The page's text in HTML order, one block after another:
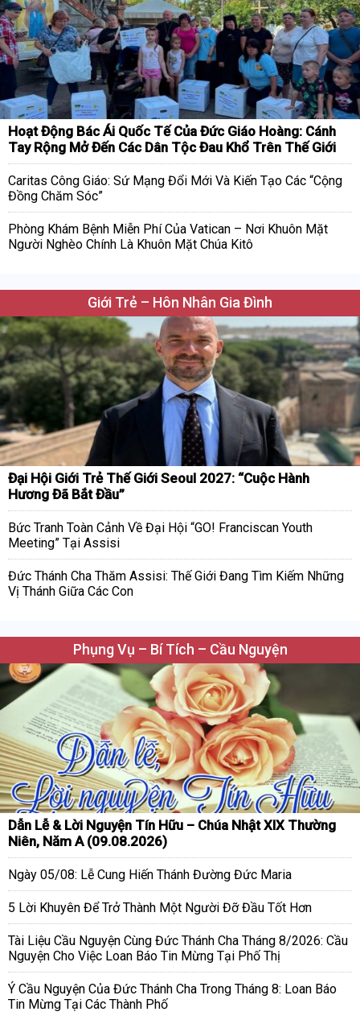
Hoạt Động Bác Ái Quốc Tế Của Đức Giáo Hoàng: Cánh
Tay Rộng Mở Đến Các Dân Tộc Đau Khổ Trên Thế Giới
Caritas Công Giáo: Sứ Mạng Đổi Mới Và Kiến Tạo Các “Cộng
Đồng Chăm Sóc”
Phòng Khám Bệnh Miễn Phí Của Vatican – Nơi Khuôn Mặt
Người Nghèo Chính Là Khuôn Mặt Chúa Kitô
Giới Trẻ – Hôn Nhân Gia Đình
Đại Hội Giới Trẻ Thế Giới Seoul 2027: “Cuộc Hành
Hương Đã Bắt Đầu”
Bức Tranh Toàn Cảnh Về Đại Hội “GO! Franciscan Youth
Meeting” Tại Assisi
Đức Thánh Cha Thăm Assisi: Thế Giới Đang Tìm Kiếm Những
Vị Thánh Giữa Các Con
Phụng Vụ – Bí Tích – Cầu Nguyện
Dẫn Lễ & Lời Nguyện Tín Hữu – Chúa Nhật XIX Thường
Niên, Năm A (09.08.2026)
Ngày 05/08: Lễ Cung Hiến Thánh Đường Đức Maria
5 Lời Khuyên Để Trở Thành Một Người Đỡ Đầu Tốt Hơn
Tài Liệu Cầu Nguyện Cùng Đức Thánh Cha Tháng 8/2026: Cầu
Nguyện Cho Việc Loan Báo Tin Mừng Tại Phố Thị
Ý Cầu Nguyện Của Đức Thánh Cha Trong Tháng 8: Loan Báo
Tin Mừng Tại Các Thành Phố